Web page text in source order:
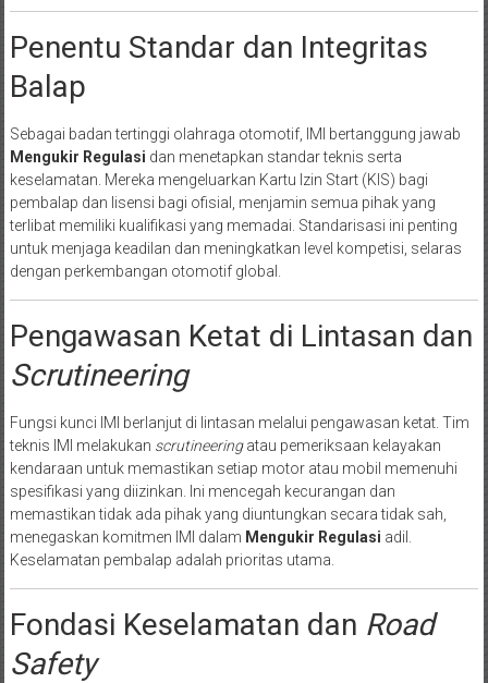
Penentu Standar dan Integritas
Balap
Sebagai badan tertinggi olahraga otomotif, IMI bertanggung jawab
Mengukir Regulasi dan menetapkan standar teknis serta
keselamatan. Mereka mengeluarkan Kartu Izin Start (KIS) bagi
pembalap dan lisensi bagi ofisial, menjamin semua pihak yang
terlibat memiliki kualifikasi yang memadai. Standarisasi ini penting
untuk menjaga keadilan dan meningkatkan level kompetisi, selaras
dengan perkembangan otomotif global.
Pengawasan Ketat di Lintasan dan
Scrutineering
Fungsi kunci IMI berlanjut di lintasan melalui pengawasan ketat. Tim
teknis IMI melakukan scrutineeringatau pemeriksaan kelayakan
kendaraan untuk memastikan setiap motor atau mobil memenuhi
spesifikasi yang diizinkan. Ini mencegah kecurangan dan
memastikan tidak ada pihak yang diuntungkan secara tidak sah,
menegaskan komitmen IMI dalam Mengukir Regulasi adil.
Keselamatan pembalap adalah prioritas utama.
Fondasi Keselamatan dan Road
Safety